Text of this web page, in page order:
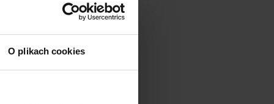
O plikach cookies